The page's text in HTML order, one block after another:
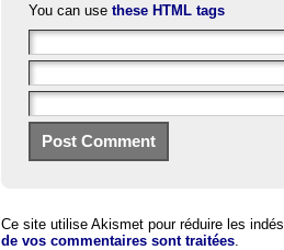
You can use these HTML tags
Ce site utilise Akismet pour réduire les
de vos commentaires sont traitées